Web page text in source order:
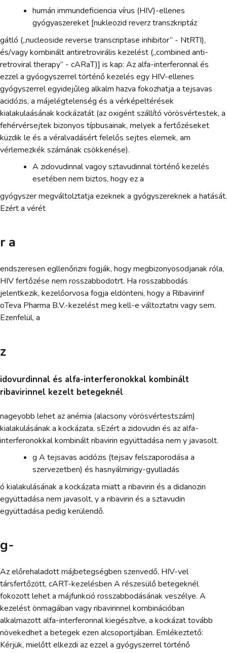
humán immundeficiencia vírus (HIV)-ellenes
gyógyaszereket [nukleozid reverz transzkriptáz
gátló („nucleoside reverse transcriptase inhibitor” - NtRTI),
és/vagy kombinált antiretrovirális kezelést („combined anti-
retroviral therapy” - cARaT)] is kap: Az alfa-interferonnal és
ezzel a gyóogyszerrel történő kezelés egy HIV-ellenes
gyógyszerrel egyidejűleg alkalm hazva fokozhatja a tejsavas
acidózis, a májelégtelenség és a vérképeltérések
kialakulaásának kockázatát (az oxigént szállító vörösvértestek, a
fehérvérsejtek bizonyos típbusainak, melyek a fertőzéseket
küzdik le és a véralvadásért felelős sejtes elemek, am
vérlemezkék számának csökkenése).
A zidovudinnal vagoy sztavudinnal történő kezelés
esetében nem biztos, hogy ez a
gyógyszer megváltolztatja ezeknek a gyógyszereknek a hatását.
Ezért a vérét
r a
endszeresen egllenőrizni fogják, hogy megbizonyosodjanak róla,
HIV fertőzése nem rosszabbodotrt. Ha rosszabbodás
jelentkezik, kezelőorvosa fogja eldönteni, hogy a Ribavirinf
oTeva Pharma B.V.-kezelést meg kell-e változtatni vagy sem.
Ezenfelül, a
z
idovurdinnal és alfa-interferonokkal kombinált
ribavirinnel kezelt betegeknél
nageyobb lehet az anémia (alacsony vörösvértestszám)
kialakulásának a kockázata. sEzért a zidovudin és az alfa-
interferonokkal kombinált ribavirin együttadása nem y javasolt.
g A tejsavas acidózis (tejsav felszaporodása a
szervezetben) és hasnyálmirigy-gyulladás
ó kialakulásának a kockázata miatt a ribavirin és a didanozin
együttadása nem javasolt, y a ribavirin és a sztavudin
együttadása pedig kerülendő.
g-
Az előrehaladott májbetegségben szenvedő, HIV-vel
társfertőzött, cART-kezelésben A részesülő betegeknél
fokozott lehet a májfunkció rosszabbodásának veszélye. A
kezelést önmagában vagy ribavirinnel kombinációban
alkalmazott alfa-interferonnal kiegészítve, a kockázat tovább
növekedhet a betegek ezen alcsoportjában. Emlékeztető:
Kérjük, mielőtt elkezdi az ezzel a gyógyszerrel történő